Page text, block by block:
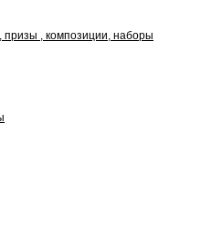
, композиции, наборы